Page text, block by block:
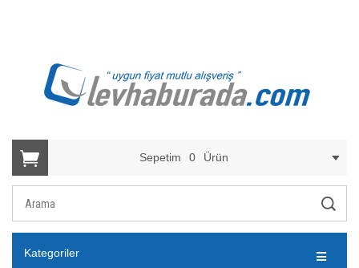
Sepetim 0 Ürün
Kategoriler